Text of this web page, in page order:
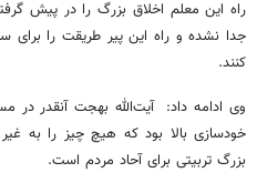
راه این معلم اخلاق بزرگ را در پیش
جدا نشده و راه این پیر طریقت را
کنند.
وی ادامه داد: آیت‌الله بهجت آنقدر در
خودسازی بالا بود که هیچ چیز را به
بزرگ تربیتی برای آحاد مردم است.